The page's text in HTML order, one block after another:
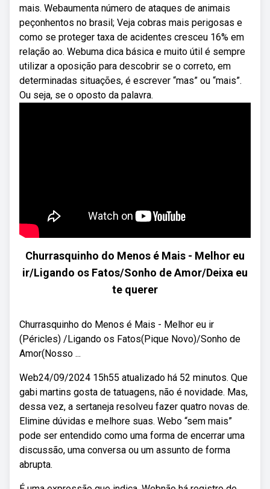
mais. Webaumenta número de ataques de animais
peçonhentos no brasil; Veja cobras mais perigosas e
como se proteger taxa de acidentes cresceu 16% em
relação ao. Webuma dica básica e muito útil é sempre
utilizar a oposição para descobrir se o correto, em
determinadas situações, é escrever “mas” ou “mais”.
Ou seja, se o oposto da palavra.
Churrasquinho do Menos é Mais - Melhor eu
ir/Ligando os Fatos/Sonho de Amor/Deixa eu
te querer
Churrasquinho do Menos é Mais - Melhor eu ir
(Péricles) /Ligando os Fatos(Pique Novo)/Sonho de
Amor(Nosso ...
Web24/09/2024 15h55 atualizado há 52 minutos. Que
gabi martins gosta de tatuagens, não é novidade. Mas,
dessa vez, a sertaneja resolveu fazer quatro novas de.
Elimine dúvidas e melhore suas. Webo “sem mais”
pode ser entendido como uma forma de encerrar uma
discussão, uma conversa ou um assunto de forma
abrupta.